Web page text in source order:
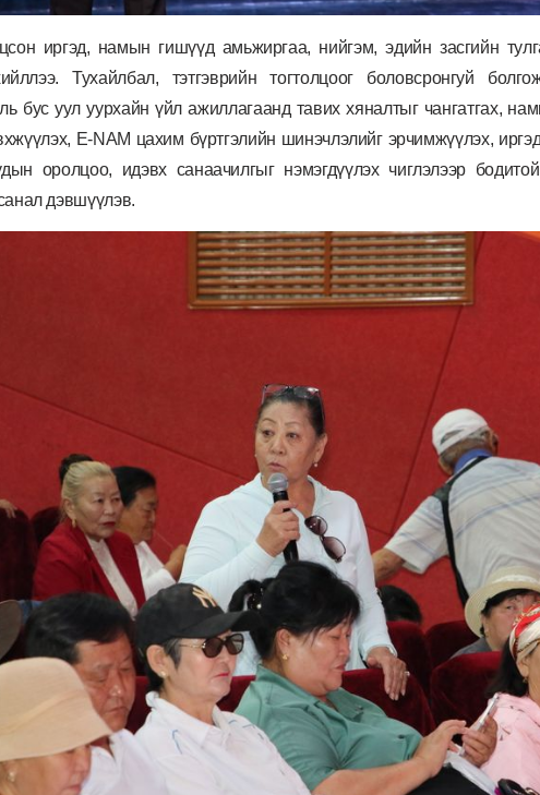
иргэд, намын гишүүд амьжиргаа, нийгэм, эдийн засгийн
Тухайлбал, тэтгэврийн тогтолцоог боловсронгуй
бус уул уурхайн үйл ажиллагаанд тавих хяналтыг чангатгах,
E-NAM цахим бүртгэлийн шинэчлэлийг эрчимжүүлэх,
оролцоо, идэвх санаачилгыг нэмэгдүүлэх чиглэлээр
дэвшүүлэв.